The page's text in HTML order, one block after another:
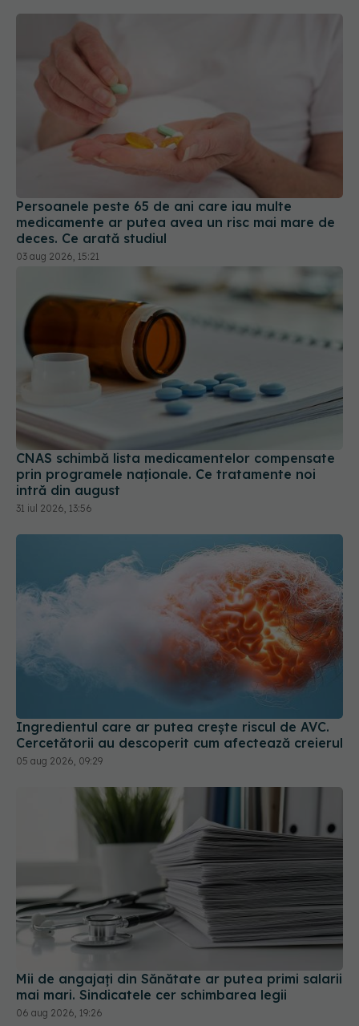
Persoanele peste 65 de ani care iau multe
medicamente ar putea avea un risc mai mare de
deces. Ce arată studiul
03 aug 2026, 15:21
CNAS schimbă lista medicamentelor compensate
prin programele naționale. Ce tratamente noi
intră din august
31 iul 2026, 13:56
Ingredientul care ar putea crește riscul de AVC.
Cercetătorii au descoperit cum afectează creierul
Mii de angajați din Sănătate ar putea primi salarii
mai mari. Sindicatele cer schimbarea legii